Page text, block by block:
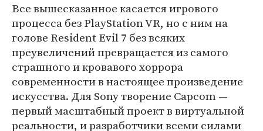
Все вышесказанное касается игрового
процесса без PlayStation VR, но с ним на
голове Resident Evil 7 без всяких
преувеличений превращается из самого
страшного и кровавого хоррора
современности в настоящее произведение
искусства. Для Sony творение Capcom —
первый масштабный проект в виртуальной
реальности, и разработчики всеми силами